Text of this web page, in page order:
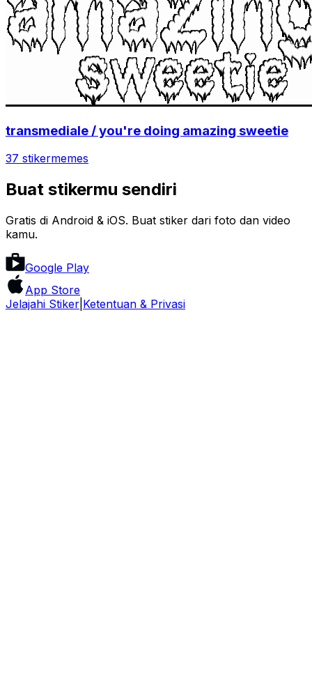
transmediale / you're doing amazing sweetie
37 stikermemes
Buat stikermu sendiri
Gratis di Android & iOS. Buat stiker dari foto dan video
kamu.
Google Play
App Store
Jelajahi Stiker Ketentuan & Privasi